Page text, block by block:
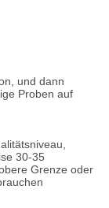
und dann
Proben auf
30-35
Grenze oder